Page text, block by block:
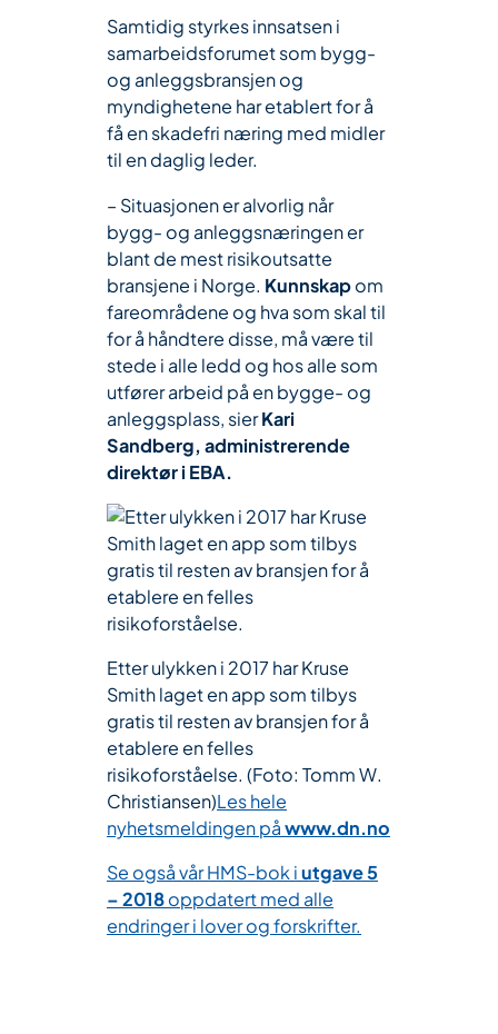
Samtidig styrkes innsatsen i
samarbeidsforumet som bygg-
og anleggsbransjen og
myndighetene har etablert for å
få en skadefri næring med midler
til en daglig leder.
– Situasjonen er alvorlig når
bygg- og anleggsnæringen er
blant de mest risikoutsatte
bransjene i Norge. Kunnskapom
fareområdene og hva som skal til
for å håndtere disse, må være til
stede i alle ledd og hos alle som
utfører arbeid på en bygge- og
anleggsplass, sierKari
Sandberg, administrerende
direktør i EBA.
Etter ulykken i 2017 har Kruse
Smith laget en app som tilbys
gratis til resten av bransjen for å
etablere en felles
risikoforståelse. (Foto: Tomm W.
Christiansen)Les hele
nyhetsmeldingen påwww.dn.no
Se også vår HMS-bok iutgave 5
– 2018oppdatert med alle
endringer i lover og forskrifter.